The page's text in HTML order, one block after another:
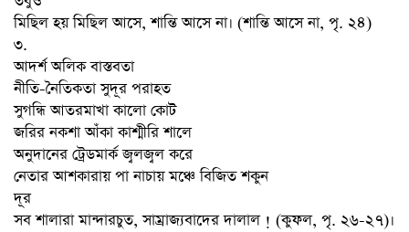
মিছিল হয় মিছিল আসে, শান্তি আসে না। (শান্তি আসে না, পৃ. ২৪)
৩.
আদর্শ অলিক বাস্তবতা
নীতি-নৈতিকতা সুদূর পরাহত
সুগন্ধি আতরমাখা কালো কোট
জরির নকশা আঁকা কাশ্মীরি শালে
অনুদানের ট্রেডমার্ক জ্বলজ্বল করে
নেতার আশকারায় পা নাচায় মঞ্চে বিজিত শকুন
দূর
সব শালারা মান্দারচুত, সাম্রাজ্যবাদের দালাল ! (কুফল, পৃ. ২৬-২৭)।